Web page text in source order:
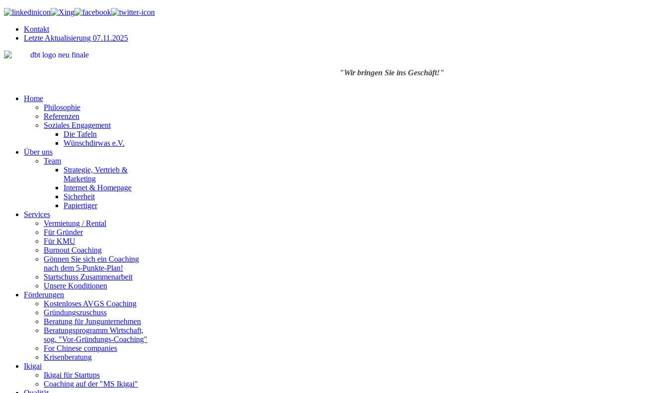
Kontakt
Letzte Aktualisierung 07.11.2025
"Wir bringen Sie ins Geschäft!"
Home
Philosophie
Referenzen
Soziales Engagement
Die Tafeln
Wünschdirwas e.V.
Über uns
Team
Strategie, Vertrieb &
Marketing
Internet & Homepage
Sicherheit
Papiertiger
Services
Vermietung / Rental
Für Gründer
Für KMU
Burnout Coaching
Gönnen Sie sich ein Coaching
nach dem 5-Punkte-Plan!
Startschuss Zusammenarbeit
Unsere Konditionen
Förderungen
Kostenloses AVGS Coaching
Gründungszuschuss
Beratung für Jungunternehmen
Beratungsprogramm Wirtschaft,
sog. "Vor-Gründungs-Coaching"
For Chinese companies
Krisenberatung
Ikigai
Ikigai für Startups
Coaching auf der "MS Ikigai"